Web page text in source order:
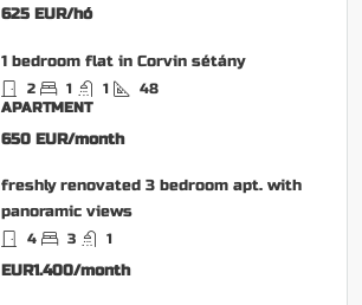
625 EUR/hó
1 bedroom flat in Corvin sétány
2 1 1
48
APARTMENT
650 EUR/month
freshly renovated 3 bedroom apt. with
panoramic views
4 3 1
EUR1.400/month